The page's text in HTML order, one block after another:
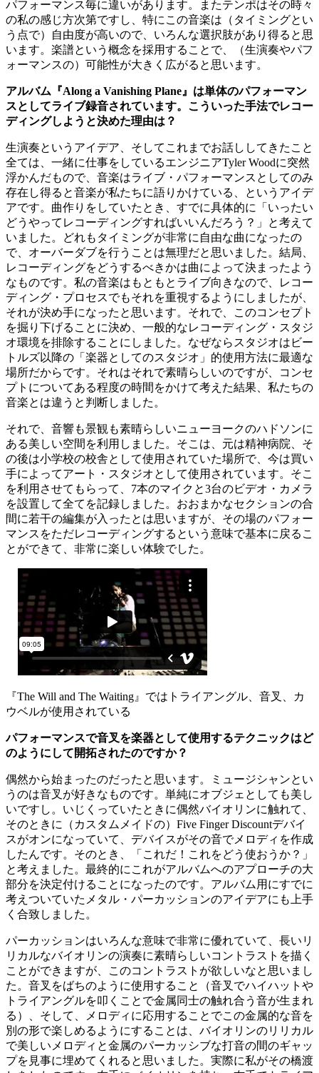
パフォーマンス毎に違いがあります。またテンポはその時々
の私の感じ方次第ですし、特にこの音楽は（タイミングとい
う点で）自由度が高いので、いろんな選択肢があり得ると思
います。楽譜という概念を採用することで、（生演奏やパフ
ォーマンスの）可能性が大きく広がると思います。
アルバム『Along a Vanishing Plane』は単体のパフォーマン
スとしてライブ録音されています。こういった手法でレコー
ディングしようと決めた理由は？
生演奏というアイデア、そしてこれまでお話ししてきたこと
全ては、一緒に仕事をしているエンジニアTyler Woodに突然
浮かんだもので、音楽はライブ・パフォーマンスとしてのみ
存在し得ると音楽が私たちに語りかけている、というアイデ
アです。曲作りをしていたとき、すでに具体的に「いったい
どうやってレコーディングすればいいんだろう？」と考えて
いました。どれもタイミングが非常に自由な曲になったの
で、オーバーダブを行うことは無理だと思いました。結局、
レコーディングをどうするべきかは曲によって決まったよう
なものです。私の音楽はもともとライブ向きなので、レコー
ディング・プロセスでもそれを重視するようにしましたが、
それが決め手になったと思います。それで、このコンセプト
を掘り下げることに決め、一般的なレコーディング・スタジ
オ環境を排除することにしました。なぜならスタジオはビー
トルズ以降の「楽器としてのスタジオ」的使用方法に最適な
場所だからです。それはそれで素晴らしいのですが、コンセ
プトについてある程度の時間をかけて考えた結果、私たちの
音楽とは違うと判断しました。
それで、音響も景観も素晴らしいニューヨークのハドソンに
ある美しい空間を利用しました。そこは、元は精神病院、そ
の後は小学校の校舎として使用されていた場所で、今は買い
手によってアート・スタジオとして使用されています。そこ
を利用させてもらって、7本のマイクと3台のビデオ・カメラ
を設置して全てを記録しました。おおまかなセクションの合
間に若干の編集が入ったとは思いますが、その場のパフォー
マンスをただレコーディングするという意味で基本に戻るこ
とができて、非常に楽しい体験でした。
『The Will and The Waiting』ではトライアングル、音叉、カ
ウベルが使用されている
パフォーマンスで音叉を楽器として使用するテクニックはど
のようにして開拓されたのですか？
偶然から始まったのだったと思います。ミュージシャンとい
うのは音叉が好きなものです。単純にオブジェとしても美し
いですし。いじくっていたときに偶然バイオリンに触れて、
そのときに（カスタムメイドの）Five Finger Discountデバイ
スがオンになっていて、デバイスがその音でメロディを作成
したんです。そのとき、「これだ！これをどう使おうか？」
と考えました。最終的にこれがアルバムへのアプローチの大
部分を決定付けることになったのです。アルバム用にすでに
考えついていたメタル・パーカッションのアイデアにも上手
く合致しました。
パーカッションはいろんな意味で非常に優れていて、長いリ
リカルなバイオリンの演奏に素晴らしいコントラストを描く
ことができますが、このコントラストが欲しいなと思いまし
た。音叉をばちのように使用すること（音叉でハイハットや
トライアングルを叩くことで金属同士の触れ合う音が生まれ
る）、そして、メロディに応用することでこの金属的な音を
別の形で楽しめるようにすることは、バイオリンのリリカル
で美しいメロディと金属のパーカッシブな打音の間のギャッ
プを見事に埋めてくれると思いました。実際に私がその橋渡